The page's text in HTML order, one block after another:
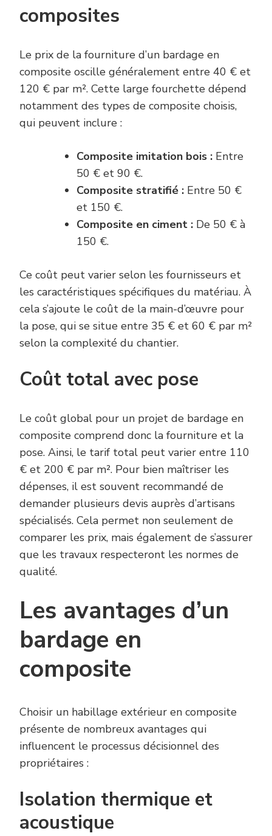
composites
Le prix de la fourniture d’un bardage en
composite oscille généralement entre 40 € et
120 € par m². Cette large fourchette dépend
notamment des types de composite choisis,
qui peuvent inclure :
Composite imitation bois : Entre
50 € et 90 €.
Composite stratifié : Entre 50 €
et 150 €.
Composite en ciment : De 50 € à
150 €.
Ce coût peut varier selon les fournisseurs et
les caractéristiques spécifiques du matériau. À
cela s’ajoute le coût de la main-d’œuvre pour
la pose, qui se situe entre 35 € et 60 € par m²
selon la complexité du chantier.
Coût total avec pose
Le coût global pour un projet de bardage en
composite comprend donc la fourniture et la
pose. Ainsi, le tarif total peut varier entre 110
€ et 200 € par m². Pour bien maîtriser les
dépenses, il est souvent recommandé de
demander plusieurs devis auprès d’artisans
spécialisés. Cela permet non seulement de
comparer les prix, mais également de s’assurer
que les travaux respecteront les normes de
qualité.
Les avantages d’un
bardage en
composite
Choisir un habillage extérieur en composite
présente de nombreux avantages qui
influencent le processus décisionnel des
propriétaires :
Isolation thermique et
acoustique